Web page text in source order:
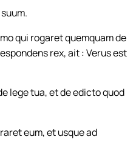
qui rogaret quemquam de
rex, ait : Verus est
lege tua, et de edicto quod
eum, et usque ad